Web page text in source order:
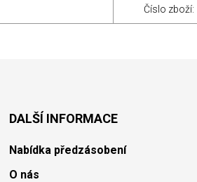
Číslo zboží:
DALŠÍ INFORMACE
Nabídka předzásobení
O nás